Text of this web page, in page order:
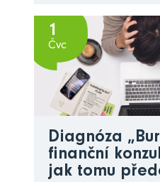
1
Čvc
Diagnóza
finanční
jak tomu